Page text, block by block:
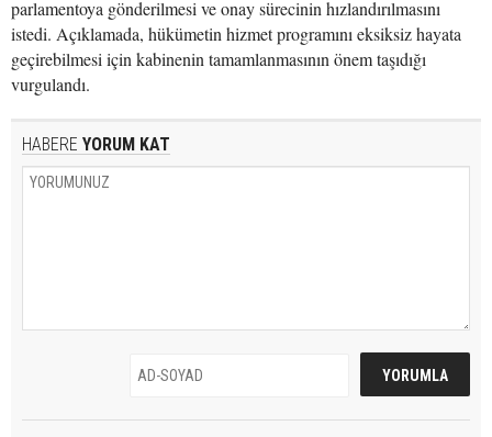
parlamentoya gönderilmesi ve onay sürecinin hızlandırılmasını
istedi. Açıklamada, hükümetin hizmet programını eksiksiz hayata
geçirebilmesi için kabinenin tamamlanmasının önem taşıdığı
vurgulandı.
HABERE YORUM KAT